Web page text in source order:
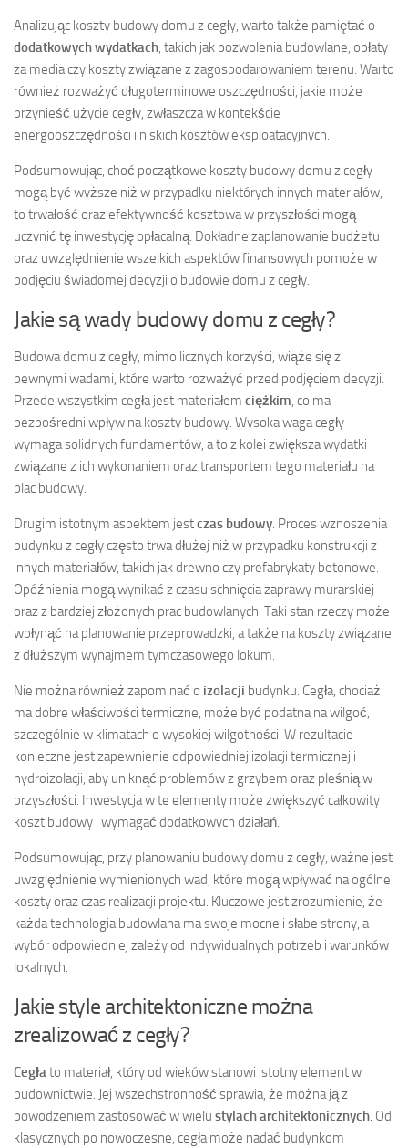
Analizując koszty budowy domu z cegły, warto także pamiętać o
dodatkowych wydatkach, takich jak pozwolenia budowlane, opłaty
za media czy koszty związane z zagospodarowaniem terenu. Warto
również rozważyć długoterminowe oszczędności, jakie może
przynieść użycie cegły, zwłaszcza w kontekście
energooszczędności i niskich kosztów eksploatacyjnych.
Podsumowując, choć początkowe koszty budowy domu z cegły
mogą być wyższe niż w przypadku niektórych innych materiałów,
to trwałość oraz efektywność kosztowa w przyszłości mogą
uczynić tę inwestycję opłacalną. Dokładne zaplanowanie budżetu
oraz uwzględnienie wszelkich aspektów finansowych pomoże w
podjęciu świadomej decyzji o budowie domu z cegły.
Jakie są wady budowy domu z cegły?
Budowa domu z cegły, mimo licznych korzyści, wiąże się z
pewnymi wadami, które warto rozważyć przed podjęciem decyzji.
Przede wszystkim cegła jest materiałem ciężkim, co ma
bezpośredni wpływ na koszty budowy. Wysoka waga cegły
wymaga solidnych fundamentów, a to z kolei zwiększa wydatki
związane z ich wykonaniem oraz transportem tego materiału na
plac budowy.
Drugim istotnym aspektem jestczas budowy. Proces wznoszenia
budynku z cegły często trwa dłużej niż w przypadku konstrukcji z
innych materiałów, takich jak drewno czy prefabrykaty betonowe.
Opóźnienia mogą wynikać z czasu schnięcia zaprawy murarskiej
oraz z bardziej złożonych prac budowlanych. Taki stan rzeczy może
wpłynąć na planowanie przeprowadzki, a także na koszty związane
z dłuższym wynajmem tymczasowego lokum.
Nie można również zapominać o izolacji budynku. Cegła, chociaż
ma dobre właściwości termiczne, może być podatna na wilgoć,
szczególnie w klimatach o wysokiej wilgotności. W rezultacie
konieczne jest zapewnienie odpowiedniej izolacji termicznej i
hydroizolacji, aby uniknąć problemów z grzybem oraz pleśnią w
przyszłości. Inwestycja w te elementy może zwiększyć całkowity
koszt budowy i wymagać dodatkowych działań.
Podsumowując, przy planowaniu budowy domu z cegły, ważne jest
uwzględnienie wymienionych wad, które mogą wpływać na ogólne
koszty oraz czas realizacji projektu. Kluczowe jest zrozumienie, że
każda technologia budowlana ma swoje mocne i słabe strony, a
wybór odpowiedniej zależy od indywidualnych potrzeb i warunków
lokalnych.
Jakie style architektoniczne można
zrealizować z cegły?
Cegłato materiał, który od wieków stanowi istotny element w
budownictwie. Jej wszechstronność sprawia, że można ją z
powodzeniem zastosować w wielu stylach architektonicznych. Od
klasycznych po nowoczesne, cegła może nadać budynkom